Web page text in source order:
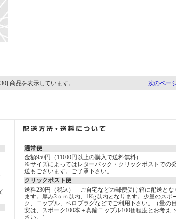
商品を表示しています。 次のペー
通常便
金額950円（11000円以上の購入で送料無料）
※サイズによってはレターパック・クリックポストでの発
送もございます。ご了承下さい。
クリックポスト便
送料230円（税込） ご自宅などの郵便受け箱に配送とな
ます。厚み3ｃｍ以内、1Kg以内となります。少量のスポ
ク、ニップル、ベロプラグなどでご利用下さい。（量の目
安は、スポーク100本＋真鍮ニップル100個程度とお考え
さい。）